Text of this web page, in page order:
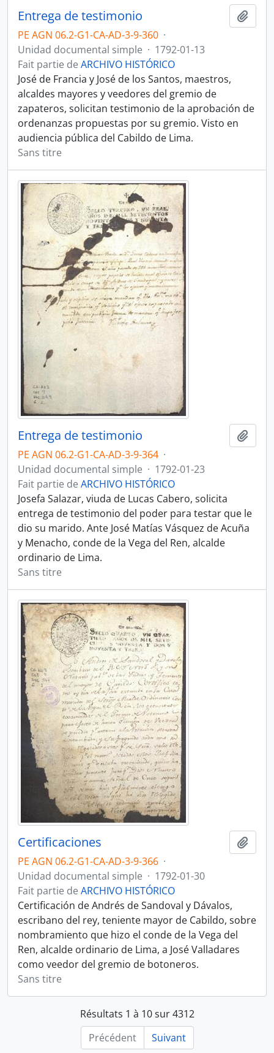
Entrega de testimonio
PE AGN 06.2-G1-CA-AD-3-9-360 ·
Unidad documental simple · 1792-01-13
Fait partie de ARCHIVO HISTÓRICO
José de Francia y José de los Santos, maestros,
alcaldes mayores y veedores del gremio de
zapateros, solicitan testimonio de la aprobación de
ordenanzas propuestas por su gremio. Visto en
audiencia pública del Cabildo de Lima.
Sans titre
Entrega de testimonio
PE AGN 06.2-G1-CA-AD-3-9-364 ·
Unidad documental simple · 1792-01-23
Fait partie de ARCHIVO HISTÓRICO
Josefa Salazar, viuda de Lucas Cabero, solicita
entrega de testimonio del poder para testar que le
dio su marido. Ante José Matías Vásquez de Acuña
y Menacho, conde de la Vega del Ren, alcalde
ordinario de Lima.
Sans titre
Certificaciones
PE AGN 06.2-G1-CA-AD-3-9-366 ·
Unidad documental simple · 1792-01-30
Fait partie de ARCHIVO HISTÓRICO
Certificación de Andrés de Sandoval y Dávalos,
escribano del rey, teniente mayor de Cabildo, sobre
nombramiento que hizo el conde de la Vega del
Ren, alcalde ordinario de Lima, a José Valladares
como veedor del gremio de botoneros.
Sans titre
Résultats 1 à 10 sur 4312
Précédent
Suivant